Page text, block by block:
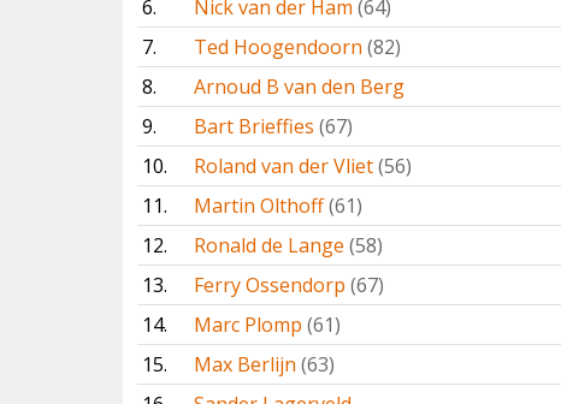
6.
Nick van der Ham (64)
7.
Ted Hoogendoorn (82)
8.
Arnoud B van den Berg
9.
Bart Brieffies (67)
10.
Roland van der Vliet(56)
11.
Martin Olthoff(61)
12.
Ronald de Lange (58)
13.
Ferry Ossendorp (67)
14.
Marc Plomp (61)
15.
Max Berlijn (63)